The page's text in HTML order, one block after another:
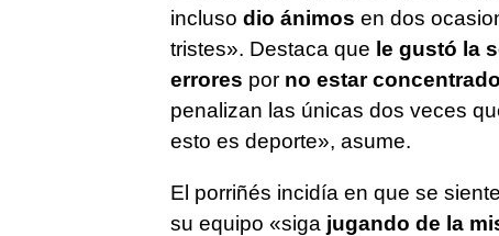
incluso dio ánimos en dos
tristes». Destaca que le gustó la
errores por no estar
penalizan las únicas dos veces
esto es deporte», asume.
El porriñés incidía en que se
su equipo «siga jugando de la